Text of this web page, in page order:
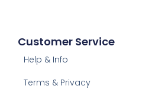
Customer Service
Help & Info
Terms & Privacy